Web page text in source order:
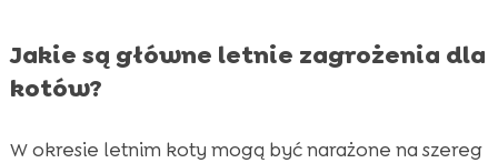
Jakie są główne letnie zagrożenia dla
kotów?
W okresie letnim koty mogą być narażone na szereg